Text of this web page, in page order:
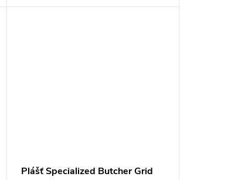
Plášť Specialized Butcher Grid